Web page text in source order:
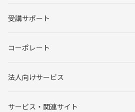
受講サポート
コーポレート
法人向けサービス
サービス・関連サイト